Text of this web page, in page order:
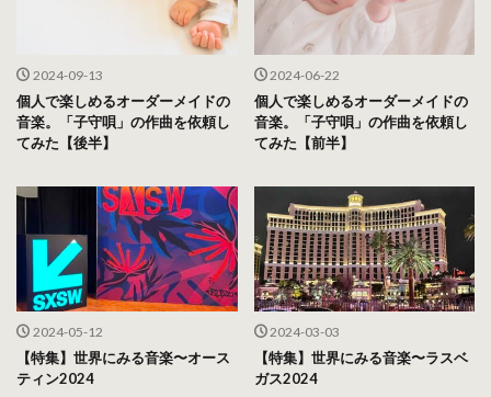
2024-09-13
個人で楽しめるオーダーメイドの
音楽。「子守唄」の作曲を依頼し
てみた【後半】
2024-06-22
個人で楽しめるオーダーメイドの
音楽。「子守唄」の作曲を依頼し
てみた【前半】
2024-05-12
【特集】世界にみる音楽〜オース
ティン2024
2024-03-03
【特集】世界にみる音楽〜ラスベ
ガス2024